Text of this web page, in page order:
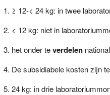
≥ 12-< 24 kg: in twee
< 12 kg: niet in
het onder teverdelen
De subsidiabele kosten zijn te
24 kg: in drie